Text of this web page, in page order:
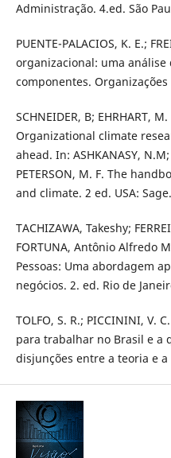
Administração. 4.ed. São
PUENTE-PALACIOS, K. E.;
organizacional: uma análise
componentes. Organizações
SCHNEIDER, B; EHRHART,
Organizational climate
ahead. In: ASHKANASY,
PETERSON, M. F. The
and climate. 2 ed. USA: Sage.
TACHIZAWA, Takeshy;
FORTUNA, Antônio Alfredo
Pessoas: Uma abordagem
negócios. 2. ed. Rio de
TOLFO, S. R.; PICCININI, V.
para trabalhar no Brasil e a
disjunções entre a teoria e a